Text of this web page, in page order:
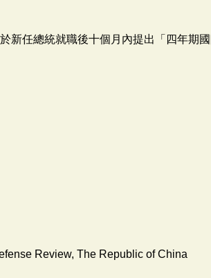
新任總統就職後十個月內提出「四年期
Review, The Republic of China